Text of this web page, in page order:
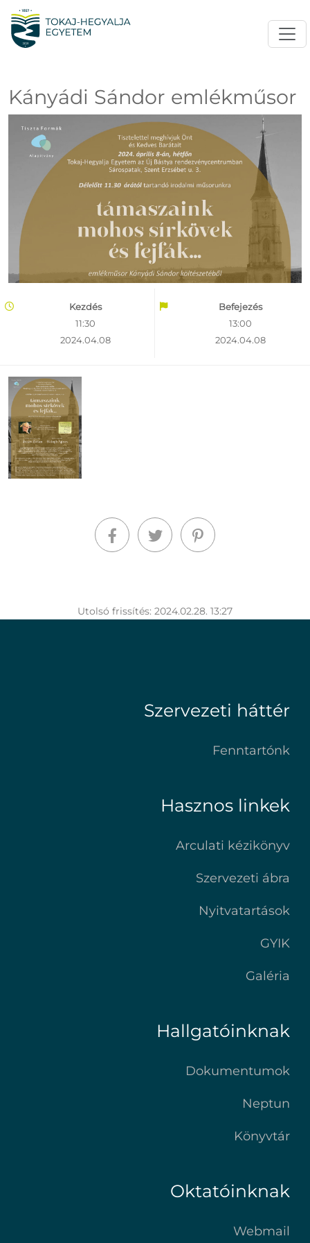
Kányádi Sándor emlékműsor
Kezdés
11:30
2024.04.08
Befejezés
13:00
2024.04.08
Utolsó frissítés: 2024.02.28. 13:27
Szervezeti háttér
Fenntartónk
Hasznos linkek
Arculati kézikönyv
Szervezeti ábra
Nyitvatartások
GYIK
Galéria
Hallgatóinknak
Dokumentumok
Neptun
Könyvtár
Oktatóinknak
Webmail